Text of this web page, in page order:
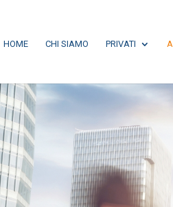
HOME CHI SIAMO PRIVATI